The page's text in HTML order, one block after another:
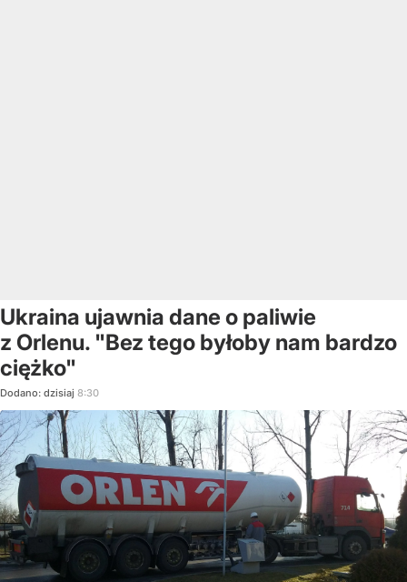
Ukraina ujawnia dane o paliwie
z Orlenu. "Bez tego byłoby nam bardzo
ciężko"
Dodano: dzisiaj 8:30